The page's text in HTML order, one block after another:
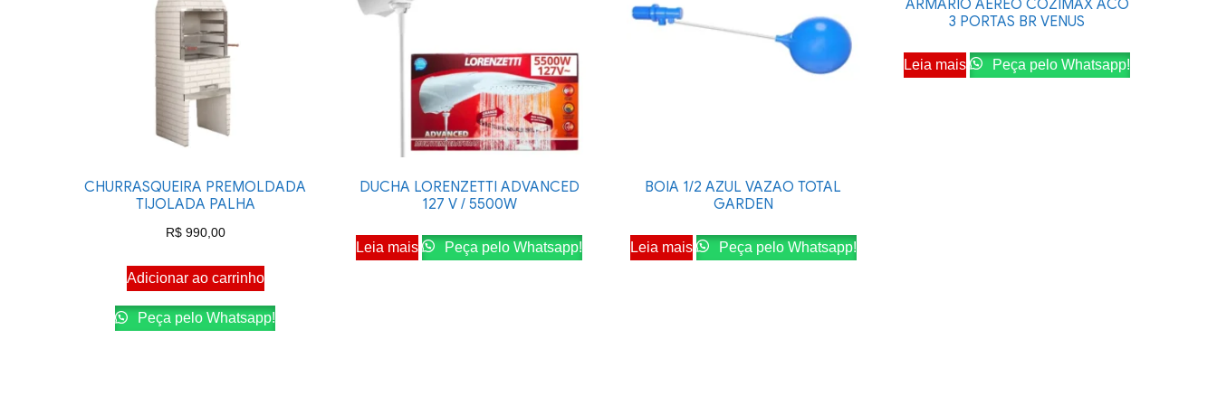
CHURRASQUEIRA PREMOLDADA
TIJOLADA PALHA
R$990,00
Adicionar ao carrinho
Peça pelo Whatsapp!
DUCHA LORENZETTI ADVANCED
127 V / 5500W
Leia mais Peça pelo Whatsapp!
BOIA 1/2 AZUL VAZAO TOTAL
GARDEN
Leia mais Peça pelo Whatsapp!
ARMARIO AEREO COZIMAX ACO
3 PORTAS BR VENUS
Leia mais Peça pelo Whatsapp!